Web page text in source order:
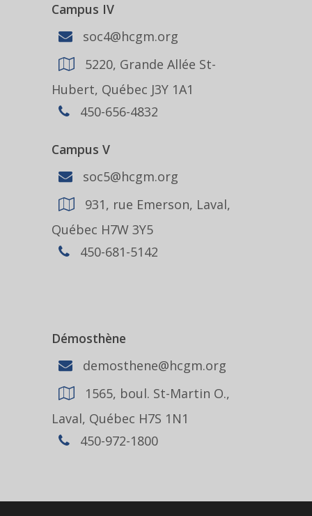
Campus IV
soc4@hcgm.org
5220, Grande Allée St-
Hubert, Québec J3Y 1A1
450-656-4832
Campus V
soc5@hcgm.org
931, rue Emerson, Laval,
Québec H7W 3Y5
450-681-5142
Démosthène
demosthene@hcgm.org
1565, boul. St-Martin O.,
Laval, Québec H7S 1N1
450-972-1800